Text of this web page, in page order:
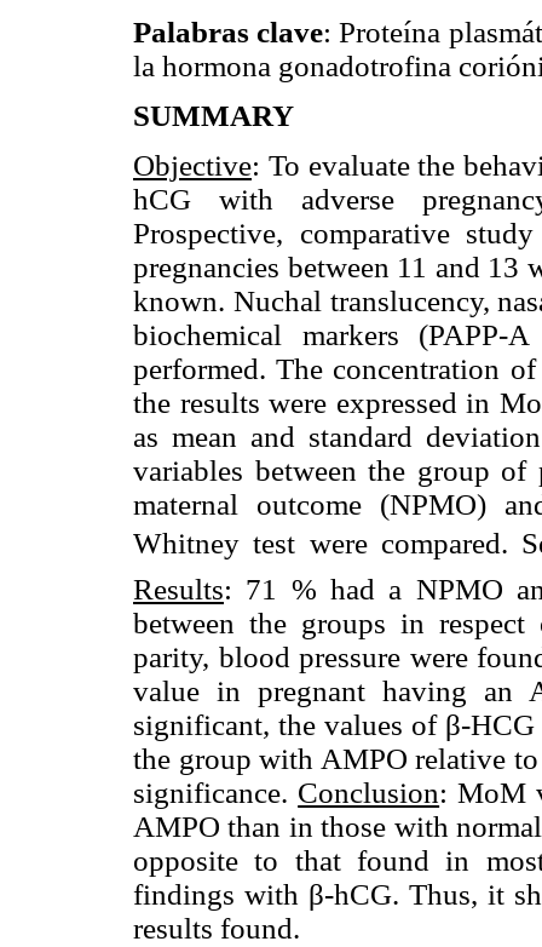
Palabras clave: Proteína
la hormona gonadotrofina
SUMMARY
Objective: To evaluate the
hCG with adverse
Prospective, comparative
pregnancies between 11 and 13
known. Nuchal translucency,
biochemical markers (PAPP-
performed. The concentration
the results were expressed in
as mean and standard
variables between the group
maternal outcome (NPMO)
Whitney test were compared.
Results: 71 % had a NPMO
between the groups in
parity, blood pressure were
value in pregnant having an
significant, the values of β-
the group with AMPO relative
significance. Conclusion: MoM
AMPO than in those with
opposite to that found in
findings with β-hCG. Thus, it
results found.